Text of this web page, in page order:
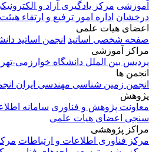
آموزشی مرکز یادگیری آزاد و
درخشان اداره امور ترفیع و ارتقاء
اعضای هیات علمی
صفحه شخصی اساتید انجمن اساتید
مراکز آموزشی
پردیس بین الملل دانشگاه خوارزمی-
انجمن ها
انجمن زمین شناسی مهندسی ایران
پژوهش
معاونت پژوهش و فناوری سامانه
سنجی اعضای هیات علمی
مراکز پژوهشی
مرکز فناوری اطلاعات و ارتباطات